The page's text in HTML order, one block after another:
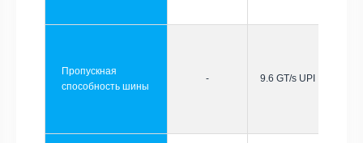
Пропускная
способность шины
- 9.6 GT/s UPI